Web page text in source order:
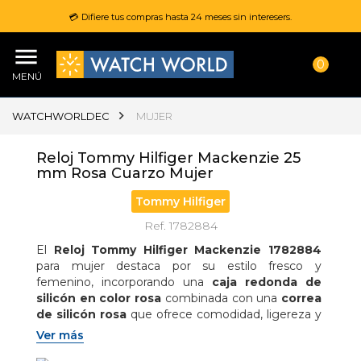
💳 Difiere tus compras hasta 24 meses sin interesers.
MENÚ
0
WATCHWORLDEC MUJER
Reloj Tommy Hilfiger Mackenzie 25
mm Rosa Cuarzo Mujer
Tommy Hilfiger
Ref. 1782884
El Reloj Tommy Hilfiger Mackenzie 1782884
para mujer destaca por su estilo fresco y
femenino, incorporando una caja redonda de
silicón en color rosa combinada con una correa
de silicón rosa que ofrece comodidad, ligereza y
un ajuste práctico; su
garantiza precisión confiable, mientras que su
Ver más